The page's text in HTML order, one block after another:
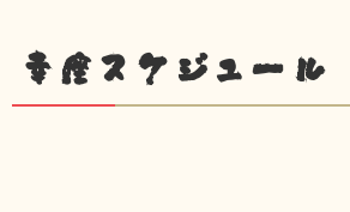
幸座スケジュール